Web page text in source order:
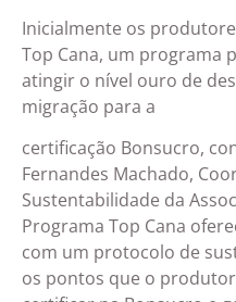
Inicialmente os
Top Cana, um programa
atingir o nível ouro de
migração para a
certificação Bonsucro,
Fernandes Machado,
Sustentabilidade da
Programa Top Cana
com um protocolo de
os pontos que o